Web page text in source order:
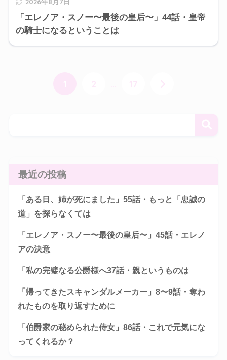
「エレノア・スノー〜最後の皇后〜」44話・皇帝
の騎士になるということは
最近の投稿
「ある日、姉が死にました」55話・もっと「忠誠の
道」を探らなくては
「エレノア・スノー〜最後の皇后〜」45話・エレノ
アの決意
「私の完璧なる公爵様へ37話・親というものは
「帰ってきたスキャンダルメーカー」8〜9話・奪わ
れたものを取り返すために
「伯爵家の秘められた侍女」86話・これで元気にな
ってくれるか？